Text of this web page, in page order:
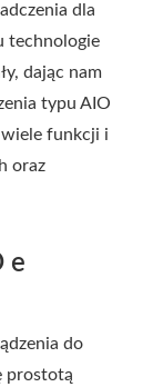
dla
technologie
dając nam
typu AIO
funkcji i
oraz
e
do
prostotą